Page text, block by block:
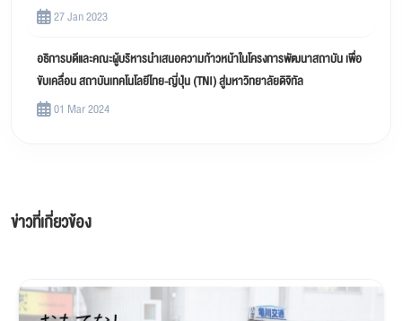
27 Jan 2023
อธิการบดีและคณะผู้บริหารนำเสนอความก้าวหน้าในโครงการพัฒนาสถาบัน เพื่อ
ขับเคลื่อน สถาบันเทคโนโลยีไทย-ญี่ปุ่น (TNI) สู่มหาวิทยาลัยดิจิทัล
01 Mar 2024
ข่าวที่เกี่ยวข้อง